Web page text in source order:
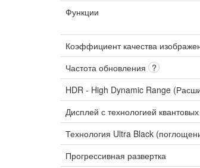
Функции
Коэффициент качества
Частота обновления ?
HDR - High Dynamic Range
Дисплей с технологией квантовых
Технология Ultra Black
Прогрессивная развертка